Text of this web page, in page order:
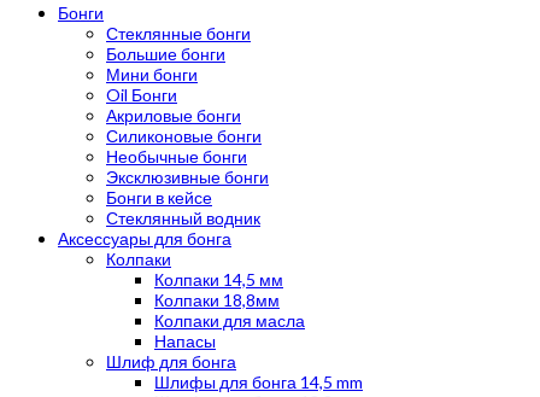
Бонги
Стеклянные бонги
Большие бонги
Мини бонги
Oil Бонги
Акриловые бонги
Силиконовые бонги
Необычные бонги
Эксклюзивные бонги
Бонги в кейсе
Стеклянный водник
Аксессуары для бонга
Колпаки
Колпаки 14,5 мм
Колпаки 18,8мм
Колпаки для масла
Напасы
Шлиф для бонга
Шлифы для бонга 14,5 mm